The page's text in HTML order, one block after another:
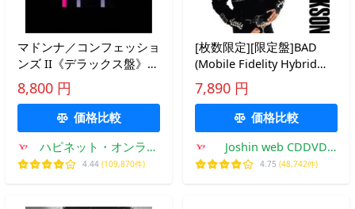
マドンナ／コンフェッショ
ンズ II《デラックス盤》
(初回限定) 【CD】
8,800 円
価格比較
ハピネット・オンライ
ンYahoo!ショッピング
4.44 (109,870件)
[枚数限定][限定盤]BAD
(Mobile Fidelity Hybrid
SACD)【輸入盤】▼/マイ
ケル・ジャクソン
[HybridCD]【返品種別A】
7,890 円
価格比較
Joshin web CDDVD
Yahoo!店
4.75 (48,742件)